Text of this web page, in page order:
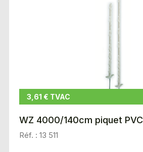
3,61 € TVAC
WZ 4000/140cm piquet PVC
Réf. : 13 511